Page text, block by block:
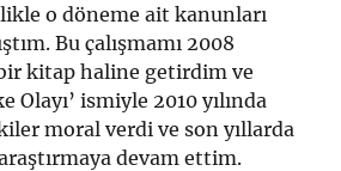
o döneme ait kanunları
Bu çalışmamı 2008
kitap haline getirdim ve
Olayı’ ismiyle 2010 yılında
moral verdi ve son yıllarda
devam ettim.